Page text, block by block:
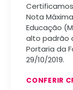
Nota
Educação
alto padrão
Portaria da
29/10/2019.
CONFERIR